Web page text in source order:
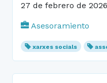
27 de febrero de 2026
Asesoramiento
xarxes socials